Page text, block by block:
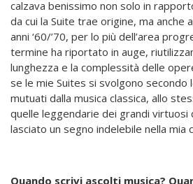
calzava benissimo non solo in
da cui la Suite trae origine, ma anche
anni ‘60/’70, per lo più dell’area
termine ha riportato in auge,
lunghezza e la complessità delle
se le mie Suites si svolgono secondo
mutuati dalla musica classica, allo
quelle leggendarie dei grandi virtuosi
lasciato un segno indelebile nella mia
Quando scrivi ascolti musica?